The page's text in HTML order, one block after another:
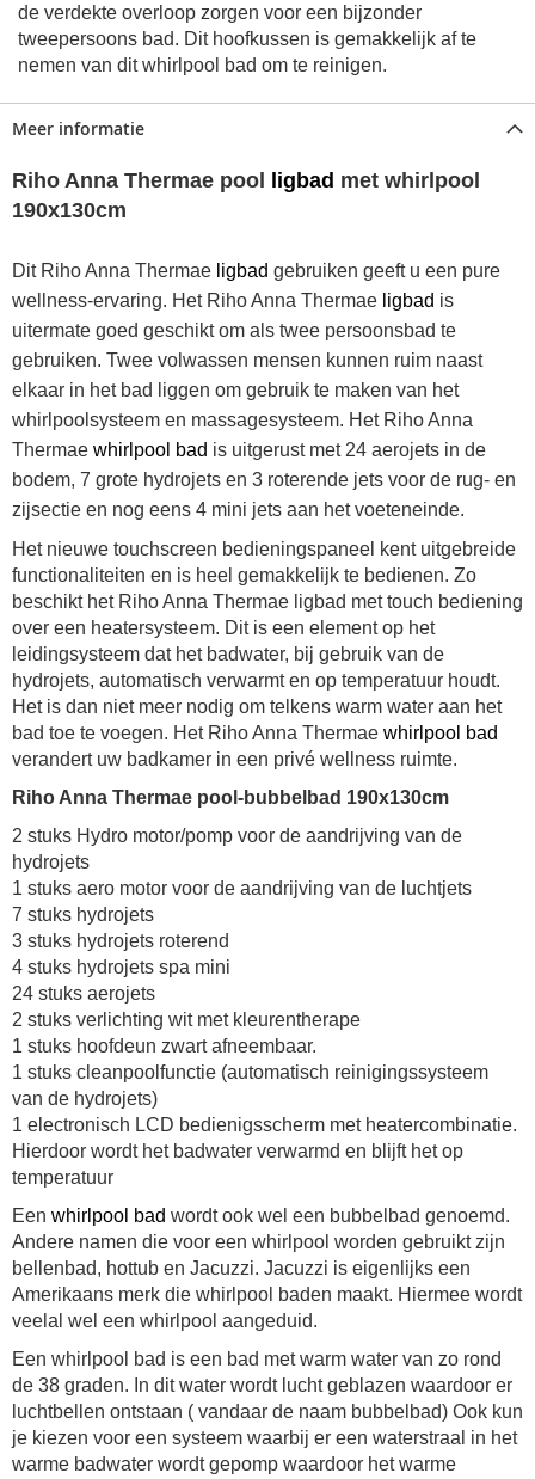
de verdekte overloop zorgen voor een bijzonder
tweepersoons bad. Dit hoofkussen is gemakkelijk af te
nemen van dit whirlpool bad om te reinigen.
Meer informatie
Riho Anna Thermae pool ligbad met whirlpool
190x130cm
Dit Riho Anna Thermae ligbad gebruiken geeft u een pure
wellness-ervaring. Het Riho Anna Thermae ligbad is
uitermate goed geschikt om als twee persoonsbad te
gebruiken. Twee volwassen mensen kunnen ruim naast
elkaar in het bad liggen om gebruik te maken van het
whirlpoolsysteem en massagesysteem. Het Riho Anna
Thermae whirlpool bad is uitgerust met 24 aerojets in de
bodem, 7 grote hydrojets en 3 roterende jets voor de rug- en
zijsectie en nog eens 4 mini jets aan het voeteneinde.
Het nieuwe touchscreen bedieningspaneel kent uitgebreide
functionaliteiten en is heel gemakkelijk te bedienen. Zo
beschikt het Riho Anna Thermae ligbad met touch bediening
over een heatersysteem. Dit is een element op het
leidingsysteem dat het badwater, bij gebruik van de
hydrojets, automatisch verwarmt en op temperatuur houdt.
Het is dan niet meer nodig om telkens warm water aan het
bad toe te voegen. Het Riho Anna Thermae whirlpool bad
verandert uw badkamer in een privé wellness ruimte.
Riho Anna Thermae pool-bubbelbad 190x130cm
2 stuks Hydro motor/pomp voor de aandrijving van de
hydrojets
1 stuks aero motor voor de aandrijving van de luchtjets
7 stuks hydrojets
3 stuks hydrojets roterend
4 stuks hydrojets spa mini
24 stuks aerojets
2 stuks verlichting wit met kleurentherape
1 stuks hoofdeun zwart afneembaar.
1 stuks cleanpoolfunctie (automatisch reinigingssysteem
van de hydrojets)
1 electronisch LCD bedienigsscherm met heatercombinatie.
Hierdoor wordt het badwater verwarmd en blijft het op
temperatuur
Een whirlpool bad wordt ook wel een bubbelbad genoemd.
Andere namen die voor een whirlpool worden gebruikt zijn
bellenbad, hottub en Jacuzzi. Jacuzzi is eigenlijks een
Amerikaans merk die whirlpool baden maakt. Hiermee wordt
veelal wel een whirlpool aangeduid.
Een whirlpool bad is een bad met warm water van zo rond
de 38 graden. In dit water wordt lucht geblazen waardoor er
luchtbellen ontstaan ( vandaar de naam bubbelbad) Ook kun
je kiezen voor een systeem waarbij er een waterstraal in het
warme badwater wordt gepomp waardoor het warme